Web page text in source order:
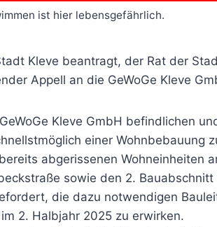
ist hier lebensgefährlich.
Kleve beantragt, der Rat der
Appell an die GeWoGe Kleve
Kleve GmbH befindlichen
einer Wohnbebauung
abgerissenen Wohneinheiten
sowie den 2. Bauabschnitt
die dazu notwendigen
2. Halbjahr 2025 zu erwirken.